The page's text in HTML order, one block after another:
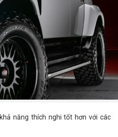
năng thích nghi tốt hơn với các